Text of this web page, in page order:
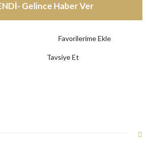
Gelince Haber Ver
Tavsiye Et